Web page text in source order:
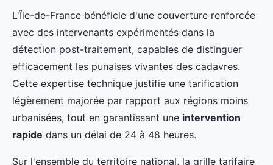
L'Île-de-France bénéficie d'une couverture renforcée
avec des intervenants expérimentés dans la
détection post-traitement, capables de distinguer
efficacement les punaises vivantes des cadavres.
Cette expertise technique justifie une tarification
légèrement majorée par rapport aux régions moins
urbanisées, tout en garantissant une intervention
rapide dans un délai de 24 à 48 heures.
Sur l'ensemble du territoire national, la grille tarifaire